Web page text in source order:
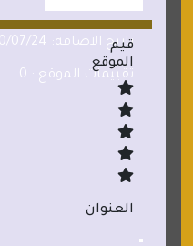
تاريخ الاضافة: 2020/07/24
تقييمات الموقع : 0
قيم
الموقع
العنوان